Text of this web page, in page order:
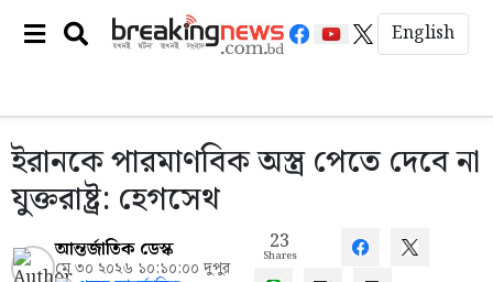
English
ইরানকে পারমাণবিক অস্ত্র পেতে দেবে না
যুক্তরাষ্ট্র: হেগসেথ
আন্তর্জাতিক ডেস্ক
মে ৩০ ২০২৬ ১০:১০:০০ দুপুর
23
Shares